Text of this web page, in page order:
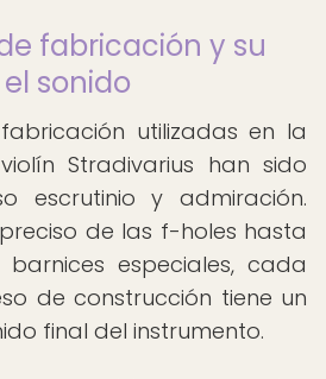
fabricación y su
sonido
utilizadas en la
Stradivarius han sido
escrutinio y admiración.
de las f-holes hasta
especiales, cada
de construcción tiene un
final del instrumento.